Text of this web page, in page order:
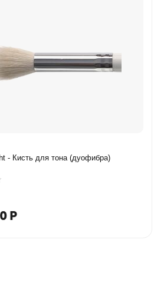
- Кисть для тона (дуофибра)
Р